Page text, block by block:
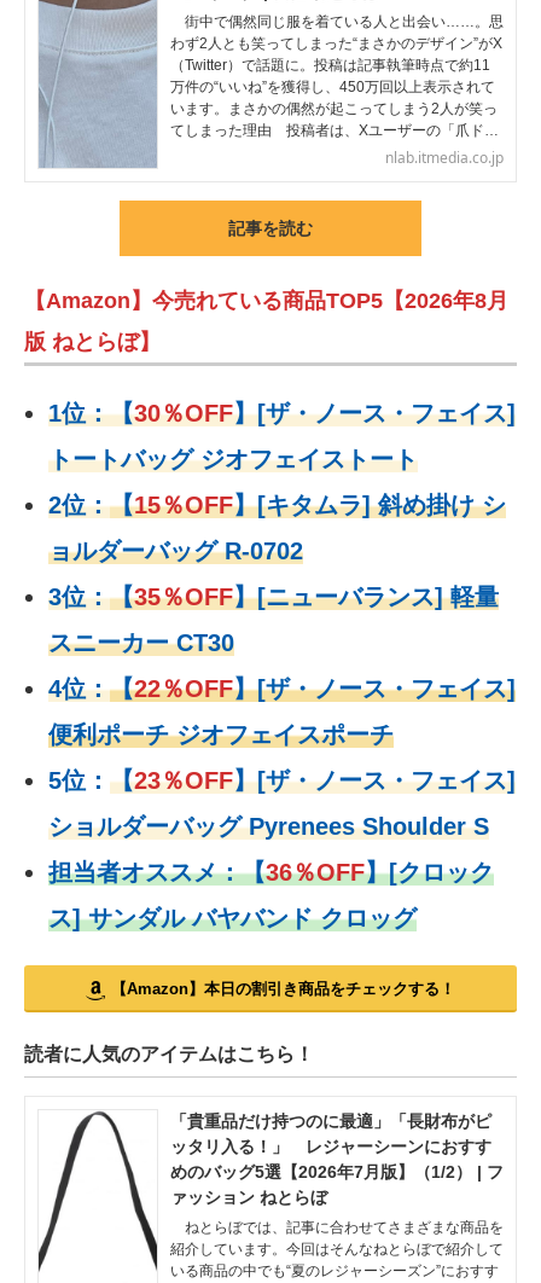
街中で偶然同じ服を着ている人と出会い……。思
わず2人とも笑ってしまった“まさかのデザイン”がX
（Twitter）で話題に。投稿は記事執筆時点で約11
万件の“いいね”を獲得し、450万回以上表示されて
います。まさかの偶然が起こってしまう2人が笑っ
てしまった理由 投稿者は、Xユーザーの「爪ド…
nlab.itmedia.co.jp
記事を読む
【Amazon】今売れている商品TOP5【2026年8月
版 ねとらぼ】
1位：【30％OFF】[ザ・ノース・フェイス]
トートバッグ ジオフェイストート
2位：【15％OFF】[キタムラ] 斜め掛け シ
ョルダーバッグ R-0702
3位：【35％OFF】[ニューバランス] 軽量
スニーカー CT30
4位：【22％OFF】[ザ・ノース・フェイス]
便利ポーチ ジオフェイスポーチ
5位： 【23％OFF】[ザ・ノース・フェイス]
ショルダーバッグ Pyrenees Shoulder S
担当者オススメ：【36％OFF】[クロック
ス] サンダル バヤバンド クロッグ
【Amazon】本日の割引き商品をチェックする！
読者に人気のアイテムはこちら！
「貴重品だけ持つのに最適」「長財布がピ
ッタリ入る！」 レジャーシーンにおすす
めのバッグ5選【2026年7月版】（1/2） | フ
ァッション ねとらぼ
ねとらぼでは、記事に合わせてさまざまな商品を
紹介しています。今回はそんなねとらぼで紹介して
いる商品の中でも“夏のレジャーシーズン”におすす